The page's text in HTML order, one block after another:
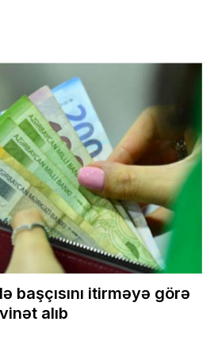
başçısını itirməyə görə
alıb